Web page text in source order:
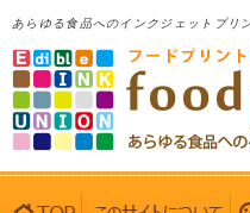
あらゆる食品へのインクジェットプリ